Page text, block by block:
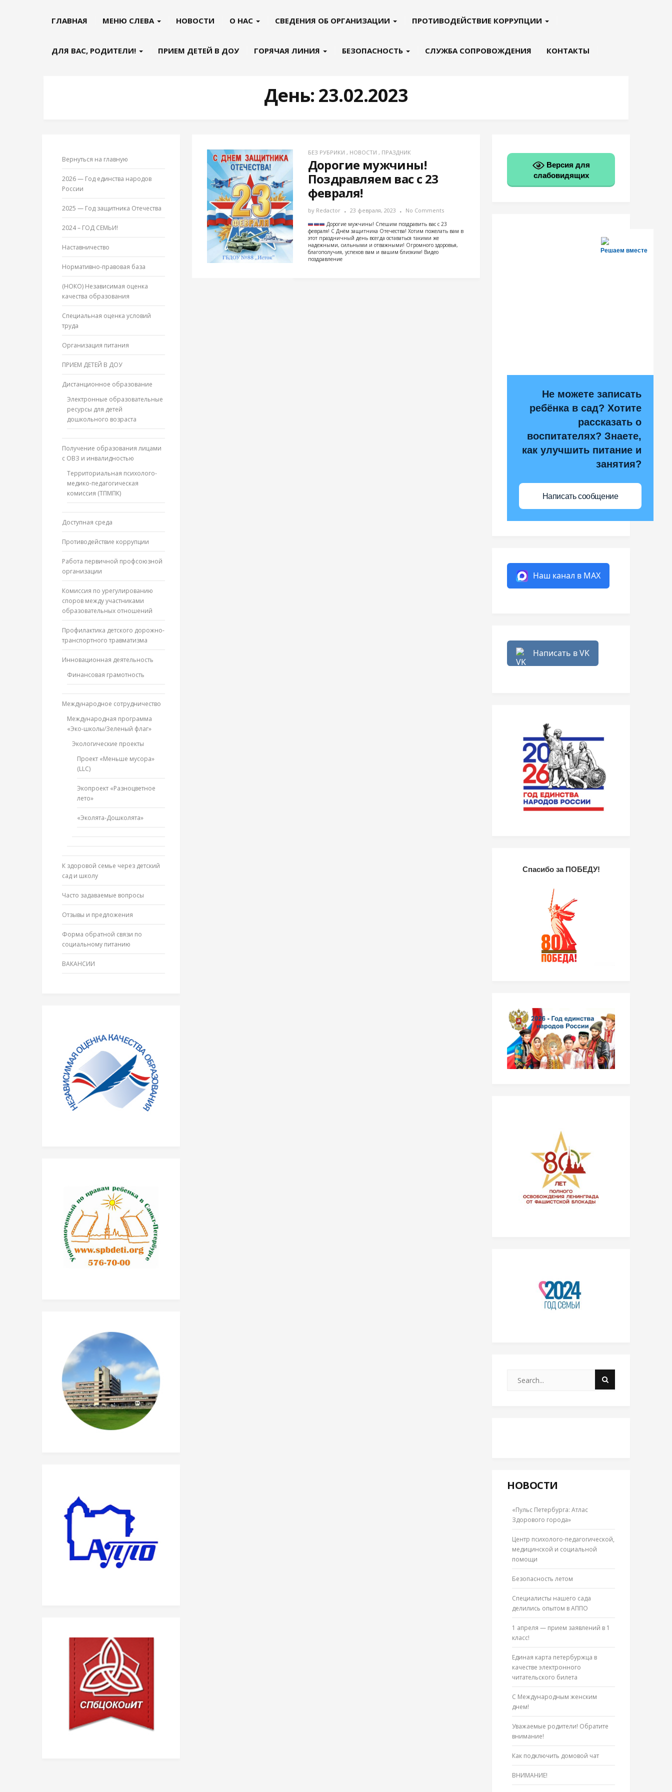
ГЛАВНАЯ МЕНЮ СЛЕВА НОВОСТИ О НАС СВЕДЕНИЯ ОБ ОРГАНИЗАЦИИ ПРОТИВОДЕЙСТВИЕ КОРРУПЦИИ
ДЛЯ ВАС, РОДИТЕЛИ! ПРИЕМ ДЕТЕЙ В ДОУ ГОРЯЧАЯ ЛИНИЯ БЕЗОПАСНОСТЬ СЛУЖБА СОПРОВОЖДЕНИЯ КОНТАКТЫ
День: 23.02.2023
Вернуться на главную
2026 — Год единства народов
России
2025 — Год защитника Отечества
2024 – ГОД СЕМЬИ!
Наставничество
Нормативно-правовая база
(НОКО) Независимая оценка
качества образования
Специальная оценка условий
труда
Организация питания
ПРИЕМ ДЕТЕЙ В ДОУ
Дистанционное образование
Электронные образовательные
ресурсы для детей
дошкольного возраста
Получение образования лицами
с ОВЗ и инвалидностью
Территориальная психолого-
медико-педагогическая
комиссия (ТПМПК)
Доступная среда
Противодействие коррупции
Работа первичной профсоюзной
организации
Комиссия по урегулированию
споров между участниками
образовательных отношений
Профилактика детского дорожно-
транспортного травматизма
Инновационная деятельность
Финансовая грамотность
Международное сотрудничество
Международная программа
«Эко-школы/Зеленый флаг»
Экологические проекты
Проект «Меньше мусора»
(LLC)
Экопроект «Разноцветное
лето»
«Эколята-Дошколята»
К здоровой семье через детский
сад и школу
Часто задаваемые вопросы
Отзывы и предложения
Форма обратной связи по
социальному питанию
ВАКАНСИИ
БЕЗ РУБРИКИ , НОВОСТИ , ПРАЗДНИК
Дорогие мужчины!
Поздравляем вас с 23
февраля!
by Redactor 23 февраля, 2023 No Comments
Дорогие мужчины! Спешим поздравить вас с 23
февраля! С Днём защитника Отечества! Хотим пожелать вам в
этот праздничный день всегда оставаться такими же
надежными, сильными и отважными! Огромного здоровья,
благополучия, успехов вам и вашим близким! Видео
поздравление
Версия для
слабовидящих
Решаем вместе
Не можете записать
ребёнка в сад? Хотите
рассказать о
воспитателях? Знаете,
как улучшить питание и
занятия?
Написать сообщение
Наш канал в MAX
Написать в VK
Спасибо за ПОБЕДУ!
НОВОСТИ
«Пульс Петербурга: Атлас
Здорового города»
Центр психолого-педагогической,
медицинской и социальной
помощи
Безопасность летом
Специалисты нашего сада
делились опытом в АППО
1 апреля — прием заявлений в 1
класс!
Единая карта петербуржца в
качестве электронного
читательского билета
С Международным женским
днем!
Уважаемые родители! Обратите
внимание!
Как подключить домовой чат
ВНИМАНИЕ!